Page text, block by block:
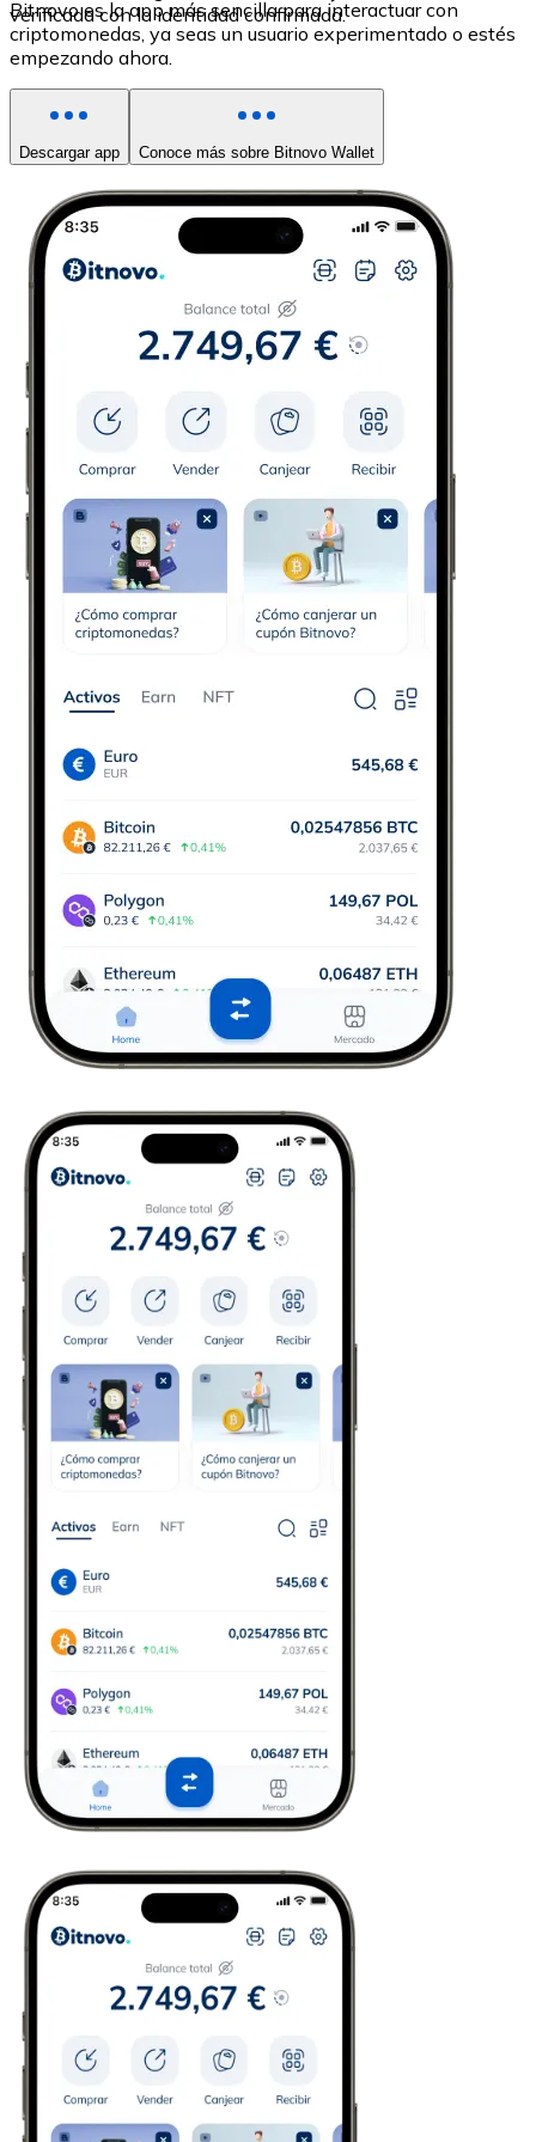
verificada con la identidad confirmada.
Bitnovo es la app más sencilla para interactuar con
criptomonedas, ya seas un usuario experimentado o estés
empezando ahora.
Descargar app Conoce más sobre Bitnovo Wallet